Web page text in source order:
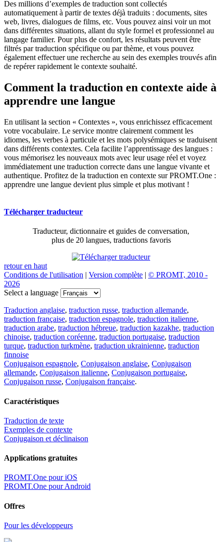
Des millions d’exemples de traduction sont collectés
automatiquement à partir de textes déjà traduits : documents, sites
web, livres, dialogues de films, etc. Vous pouvez ainsi voir un mot
dans différentes situations, allant du style formel et professionnel au
langage familier. Pour plus de confort, les résultats peuvent être
filtrés par traduction spécifique ou par thème, et vous pouvez
également effectuer une recherche au sein des exemples trouvés afin
de repérer rapidement le contexte souhaité.
Comment la traduction en contexte aide à
apprendre une langue
En utilisant la section « Contextes », vous enrichissez efficacement
votre vocabulaire. Le service montre clairement comment les
idiomes, les verbes à particule et les mots polysémiques se traduisent
dans différents contextes. Cela facilite l’apprentissage des langues :
vous mémorisez les nouveaux mots avec leur usage réel et voyez
immédiatement une traduction correcte dans une langue vivante et
authentique. Profitez de la traduction en contexte sur PROMT.One :
apprendre une langue devient plus simple et plus motivant !
Télécharger traducteur
Traducteur, dictionnaire et guides de conversation,
plus de 20 langues, traductions favoris
retour en haut
Conditions de l'utilisation | Version complète | © PROMT, 2010 -
2026
Select a language
Traduction anglaise, traduction russe, traduction allemande,
traduction française, traduction espagnole, traduction italienne,
traduction arabe, traduction hébreue, traduction kazakhe, traduction
chinoise, traduction coréenne, traduction portugaise, traduction
turque, traduction turkmène, traduction ukrainienne, traduction
finnoise
Conjugaison espagnole, Conjugaison anglaise, Conjugaison
allemande, Conjugaison italienne, Conjugaison portugaise,
Conjugaison russe, Conjugaison française.
Caractéristiques
Traduction de texte
Exemples de contexte
Conjugaison et déclinaison
Applications gratuites
PROMT.One pour iOS
PROMT.One pour Android
Offres
Pour les développeurs